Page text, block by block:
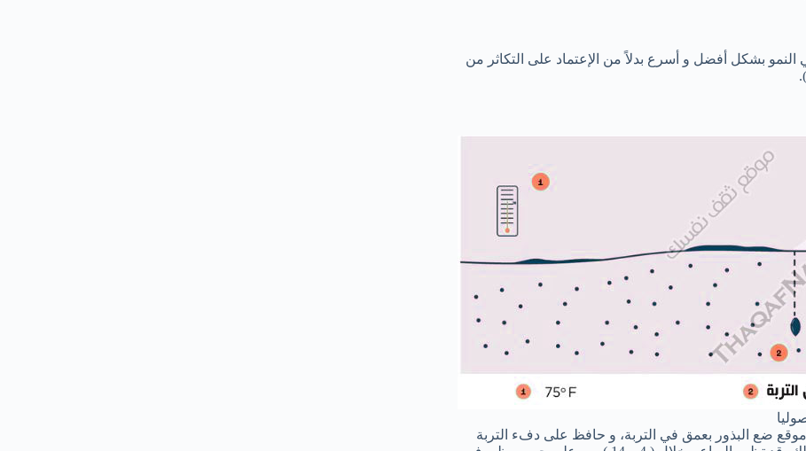
النمو بشكل أفضل و أسرع بدلاً من الإعتماد على التكاثر من
4 مواقع في الأصيص. لكل موقع ضع البذور بعمق في التربة، و حافظ على دفء التربة